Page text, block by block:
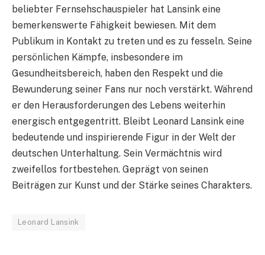
beliebter Fernsehschauspieler hat Lansink eine
bemerkenswerte Fähigkeit bewiesen. Mit dem
Publikum in Kontakt zu treten und es zu fesseln. Seine
persönlichen Kämpfe, insbesondere im
Gesundheitsbereich, haben den Respekt und die
Bewunderung seiner Fans nur noch verstärkt. Während
er den Herausforderungen des Lebens weiterhin
energisch entgegentritt. Bleibt Leonard Lansink eine
bedeutende und inspirierende Figur in der Welt der
deutschen Unterhaltung. Sein Vermächtnis wird
zweifellos fortbestehen. Geprägt von seinen
Beiträgen zur Kunst und der Stärke seines Charakters.
Leonard Lansink